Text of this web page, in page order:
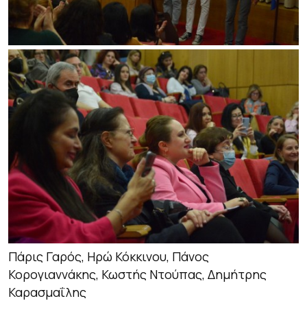
Πάρις Γαρός, Ηρώ Κόκκινου, Πάνος
Κορογιαννάκης, Κωστής Ντούπας, Δημήτρης
Καρασμαΐλης